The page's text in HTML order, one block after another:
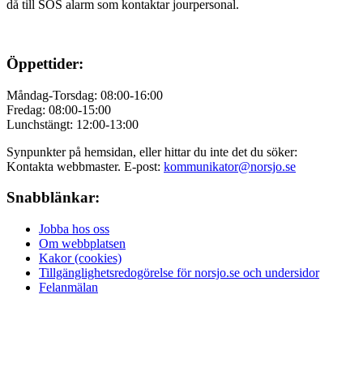
då till SOS alarm som kontaktar jourpersonal.
Öppettider:
Måndag-Torsdag: 08:00-16:00
Fredag: 08:00-15:00
Lunchstängt: 12:00-13:00
Synpunkter på hemsidan, eller hittar du inte det du söker:
Kontakta webbmaster. E-post: kommunikator@norsjo.se
Snabblänkar:
Jobba hos oss
Om webbplatsen
Kakor (cookies)
Tillgänglighetsredogörelse för norsjo.se och undersidor
Felanmälan